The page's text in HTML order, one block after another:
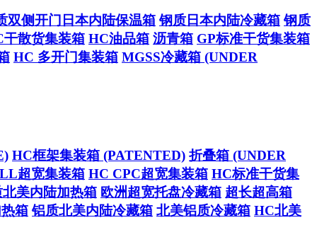
双侧开门日本内陆保温箱 钢质日本内陆冷藏箱 钢质
干散货集装箱 HC油品箱 沥青箱 GP标准干货集装箱
HC 多开门集装箱 MGSS冷藏箱 (UNDER
HC框架集装箱 (PATENTED) 折叠箱 (UNDER
超宽集装箱 HC CPC超宽集装箱 HC标准干货集
美内陆加热箱 欧洲超宽托盘冷藏箱 超长超高箱
箱 铝质北美内陆冷藏箱 北美铝质冷藏箱 HC北美